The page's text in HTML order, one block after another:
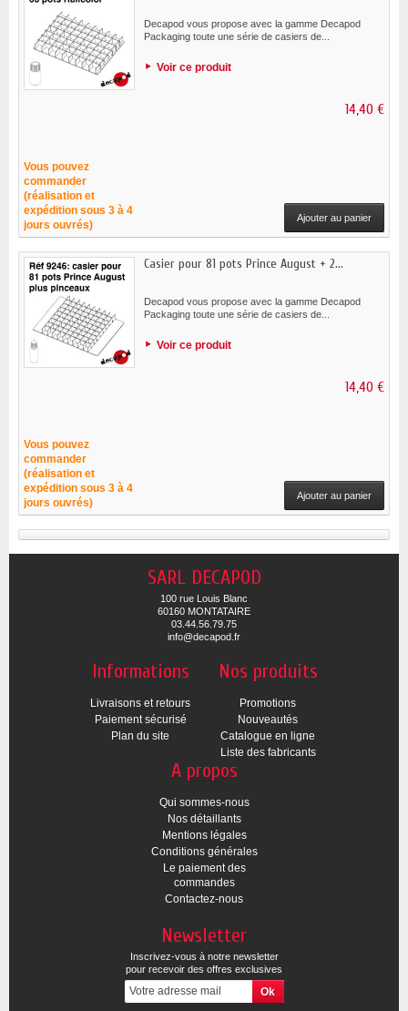
Decapod vous propose avec la gamme Decapod
Packaging toute une série de casiers de...
Voir ce produit
14,40 €
Vous pouvez
commander
(réalisation et
expédition sous 3 à 4
jours ouvrés)
Ajouter au panier
Casier pour 81 pots Prince August + 2...
Decapod vous propose avec la gamme Decapod
Packaging toute une série de casiers de...
Voir ce produit
14,40 €
Vous pouvez
commander
(réalisation et
expédition sous 3 à 4
jours ouvrés)
Ajouter au panier
SARL DECAPOD
100 rue Louis Blanc
60160 MONTATAIRE
03.44.56.79.75
info@decapod.fr
Informations
Livraisons et retours
Paiement sécurisé
Plan du site
Nos produits
Promotions
Nouveautés
Catalogue en ligne
Liste des fabricants
A propos
Qui sommes-nous
Nos détaillants
Mentions légales
Conditions générales
Le paiement des
commandes
Contactez-nous
Newsletter
Inscrivez-vous à notre newsletter
pour recevoir des offres exclusives